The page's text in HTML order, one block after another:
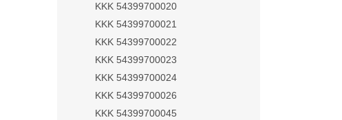
KKK 54399700020
KKK 54399700021
KKK 54399700022
KKK 54399700023
KKK 54399700024
KKK 54399700026
KKK 54399700045